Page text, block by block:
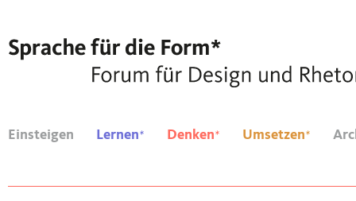
Einsteigen Lernen* Denken* Umsetzen*